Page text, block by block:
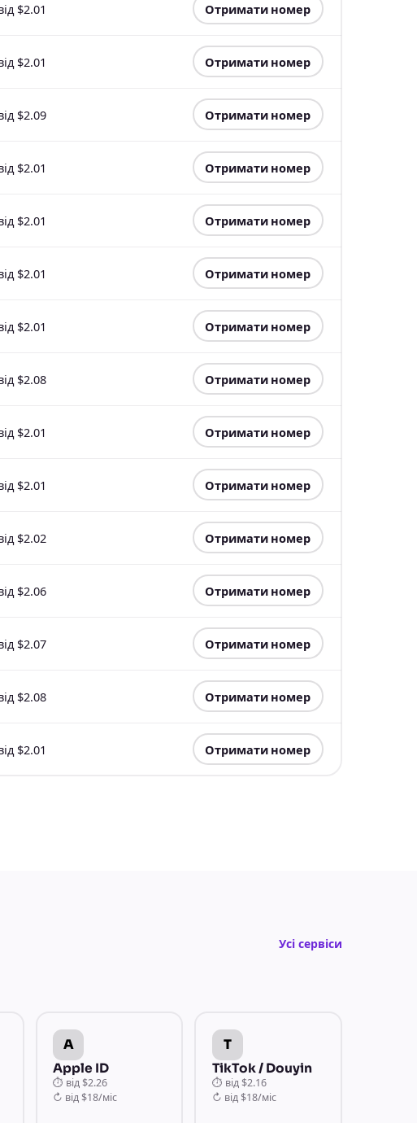
$2.01 Отримати номер
$2.01 Отримати номер
$2.09 Отримати номер
$2.01 Отримати номер
$2.01 Отримати номер
$2.01 Отримати номер
$2.01 Отримати номер
$2.08 Отримати номер
$2.01 Отримати номер
$2.01 Отримати номер
$2.02 Отримати номер
$2.06 Отримати номер
$2.07 Отримати номер
$2.08 Отримати номер
$2.01 Отримати номер
Усі сервіси
A
Apple ID
⏱ від $2.26
↻ від $18/міс
T
TikTok / Douyin
⏱ від $2.16
↻ від $18/міс